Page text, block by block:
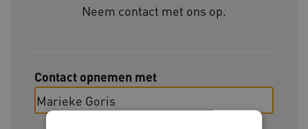
Neem contact met ons op.
Contact opnemen met